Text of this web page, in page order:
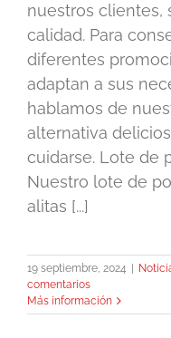
nuestros clientes,
calidad. Para
diferentes
adaptan a sus
hablamos de
alternativa
cuidarse. Lote de
Nuestro lote de
alitas [...]
19 septiembre, 2024
comentarios
Más información